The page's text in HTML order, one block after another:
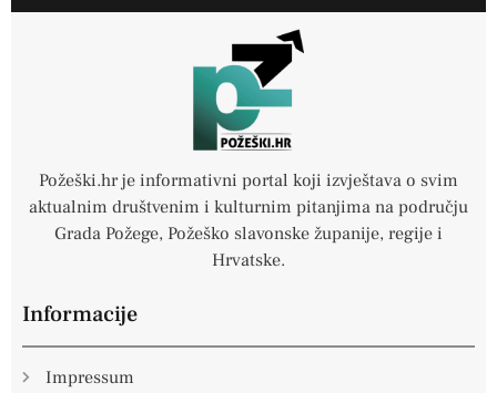
o
k
-
Požeški.hr je informativni portal koji izvještava o svim
aktualnim društvenim i kulturnim pitanjima na području
Grada Požege, Požeško slavonske županije, regije i
Hrvatske.
Informacije
Impressum